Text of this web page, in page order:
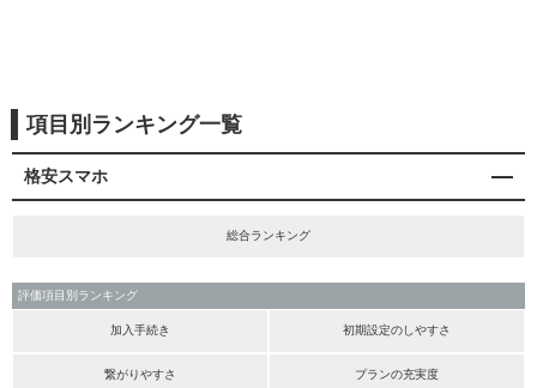
項目別ランキング一覧
格安スマホ
総合ランキング
評価項目別ランキング
加入手続き 初期設定のしやすさ
繋がりやすさ プランの充実度